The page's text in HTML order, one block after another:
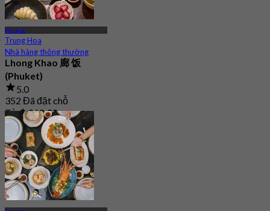
Phuket
Trung Hoa
Nhà hàng thông thường
Lhong Khao 廊 饭
(Phuket)
5.0
352 Đã đặt chỗ
Từ฿ 363.33